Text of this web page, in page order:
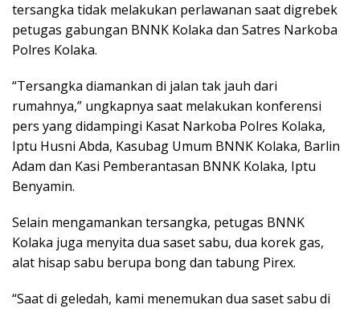
tersangka tidak melakukan perlawanan saat digrebek
petugas gabungan BNNK Kolaka dan Satres Narkoba
Polres Kolaka.
“Tersangka diamankan di jalan tak jauh dari
rumahnya,” ungkapnya saat melakukan konferensi
pers yang didampingi Kasat Narkoba Polres Kolaka,
Iptu Husni Abda, Kasubag Umum BNNK Kolaka, Barlin
Adam dan Kasi Pemberantasan BNNK Kolaka, Iptu
Benyamin.
Selain mengamankan tersangka, petugas BNNK
Kolaka juga menyita dua saset sabu, dua korek gas,
alat hisap sabu berupa bong dan tabung Pirex.
“Saat di geledah, kami menemukan dua saset sabu di